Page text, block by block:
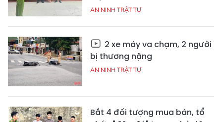
AN NINH TRẬT TỰ
2 xe máy va chạm, 2 người
bị thương nặng
AN NINH TRẬT TỰ
Bắt 4 đối tượng mua bán, tổ